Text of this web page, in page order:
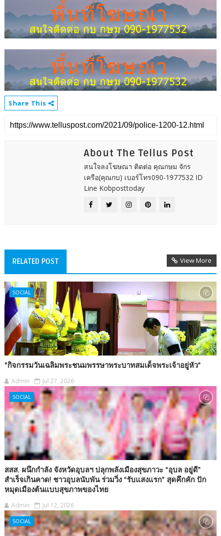
Share This
About The Tellus Post
สนใจลงโฆษณา ติดต่อ คุณกษม จักร
เครือ(คุณกบ) เบอร์โทร090-1977532 ID
Line Kobposttoday
RELATED POST View More
SOCIAL
"กิจกรรมวันเฉลิมพระชนมพรรษาพระบาทสมเด็จพระเจ้าอยู่หัว"
Admin Jul 27, 2026
SOCIAL
สสส. ผนึกกำลัง จังหวัดอุบลฯ ปลุกพลังเมืองสุขภาวะ “อุบล อยู่ดี”
สำเร็จเกินคาด! ชาวอุบลนับพัน ร่วมวิ่ง “รับแสงแรก” สุดคึกคัก ปัก
หมุดเมืองต้นแบบสุขภาพของไทย
Admin Jul 12, 2026
SOCIAL